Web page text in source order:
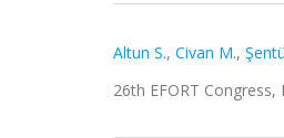
Altun S., Civan M.,
26th EFORT